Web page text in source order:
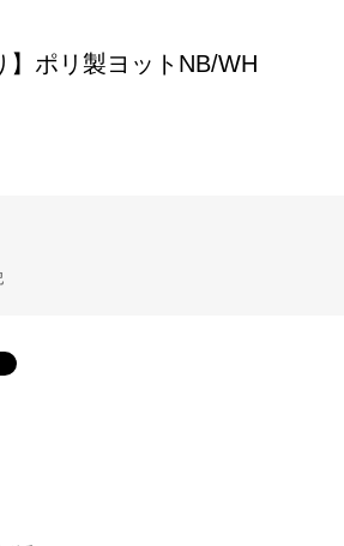
】ポリ製ヨットNB/WH